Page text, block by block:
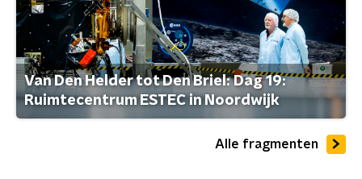
Van Den Helder tot Den Briel: Dag 19:
Ruimtecentrum ESTEC in Noordwijk
Alle fragmenten